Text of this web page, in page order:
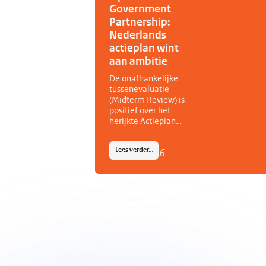
14-07-2026
Government
Partnership:
Nederlands
actieplan wint
aan ambitie
De onafhankelijke
tussenevaluatie
(Midterm Review) is
positief over het
herijkte Actieplan
2023-2027. Volgens
het Independent
Mechanism (IRM)
Lees verder…